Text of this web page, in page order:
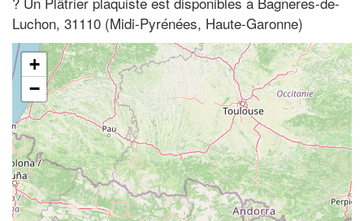
Luchon, 31110 (Midi-Pyrénées, Haute-Garonne)
+
−